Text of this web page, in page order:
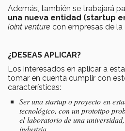
Además, también se trabajará
una nueva entidad (startup
joint venture con empresas de la
¿DESEAS APLICAR?
Los interesados en aplicar a
tomar en cuenta cumplir con
características:
Ser una startup o proyecto en
tecnológico, con un prototipo
el laboratorio de una
industria,